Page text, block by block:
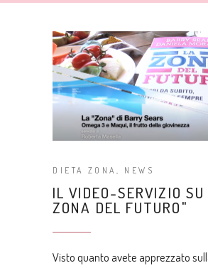
DIETA ZONA , NEWS
IL VIDEO-SERVIZIO
ZONA DEL FUTURO"
Visto quanto avete apprezzato